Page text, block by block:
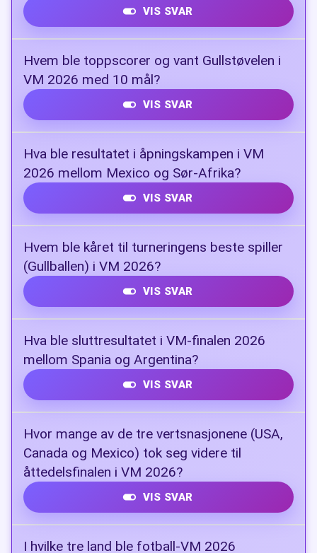
VIS SVAR
Hvem ble toppscorer og vant Gullstøvelen i
VM 2026 med 10 mål?
VIS SVAR
Hva ble resultatet i åpningskampen i VM
2026 mellom Mexico og Sør-Afrika?
VIS SVAR
2–0 til Mexico
Hvem ble kåret til turneringens beste spiller
(Gullballen) i VM 2026?
VIS SVAR
Hva ble sluttresultatet i VM-finalen 2026
mellom Spania og Argentina?
VIS SVAR
1–0 til Spania (etter ekstraomganger)
Hvor mange av de tre vertsnasjonene (USA,
Canada og Mexico) tok seg videre til
åttedelsfinalen i VM 2026?
VIS SVAR
I hvilke tre land ble fotball-VM 2026